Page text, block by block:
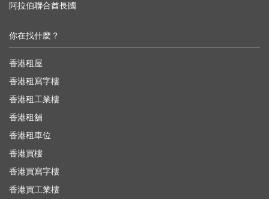
阿拉伯聯合酋長國
你在找什麼？
香港租屋
香港租寫字樓
香港租工業樓
香港租舖
香港租車位
香港買樓
香港買寫字樓
香港買工業樓